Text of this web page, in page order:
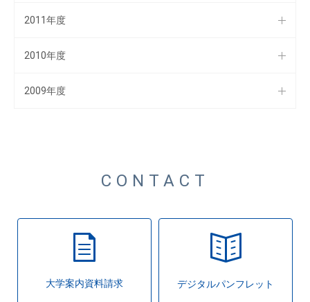
2011年度
2010年度
2009年度
CONTACT
大学案内資料請求 デジタルパンフレット